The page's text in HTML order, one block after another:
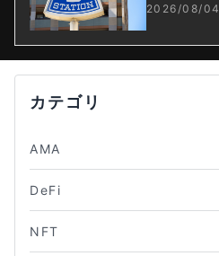
2026/08/04
カテゴリ
AMA
DeFi
NFT